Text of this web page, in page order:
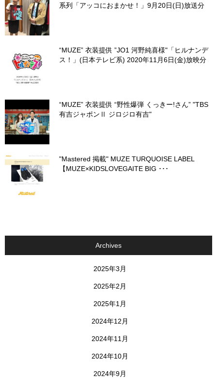
系列「アッコにおまかせ！」9月20日(日)放送分
“MUZE” 衣装提供 ”JO1 河野純喜様"「ヒルナンデ
ス！」(日本テレビ系) 2020年11月6日(金)放映分
“MUZE” 衣装提供 “野性爆弾 くっきー!さん” "TBS
有吉ジャポンⅡ ジロジロ有吉"
"Mastered 掲載" MUZE TURQUOISE LABEL
【MUZE×KIDSLOVEGAITE BIG ･･･
Archives
2025年3月
2025年2月
2025年1月
2024年12月
2024年11月
2024年10月
2024年9月